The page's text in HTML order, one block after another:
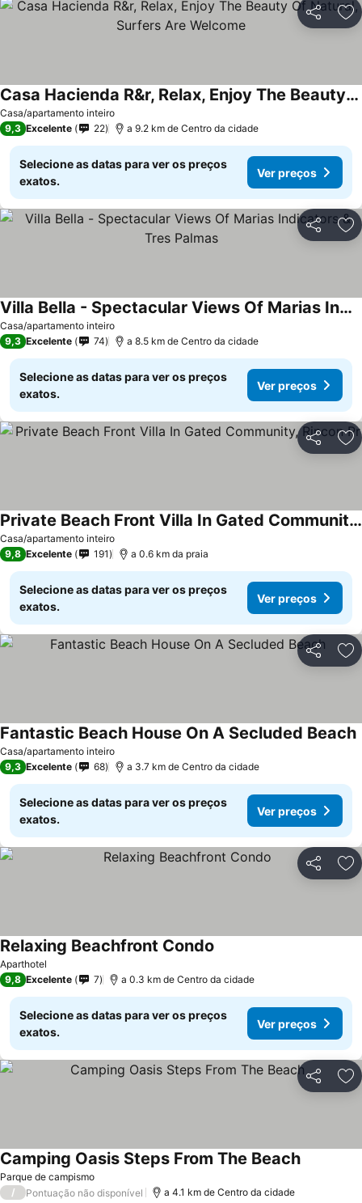
Partilhar
Casa/apartamento inteiro
Casa Hacienda R&r, Relax, Enjoy The Beauty Of Natural, Surfers Are Welcome
Ver preços
9,3 Excelente 22 a 9.2 km de Centro da cidade
Selecione as datas para ver os preços
exatos.
Ver preços
Partilhar
Casa/apartamento inteiro
Villa Bella - Spectacular Views Of Marias Indicators & Tres Palmas
Ver preços
9,3 Excelente 74 a 8.5 km de Centro da cidade
Selecione as datas para ver os preços
exatos.
Ver preços
Partilhar
Casa/apartamento inteiro
Private Beach Front Villa In Gated Community, Rincon Pr
Ver preços
9,8 Excelente 191 a 0.6 km da praia
Selecione as datas para ver os preços
exatos.
Ver preços
Partilhar
Casa/apartamento inteiro
Fantastic Beach House On A Secluded Beach
9,3 Excelente 68 a 3.7 km de Centro da cidade
Selecione as datas para ver os preços
exatos.
Ver preços
Partilhar
Aparthotel
Relaxing Beachfront Condo
9,8 Excelente 7 a 0.3 km de Centro da cidade
Selecione as datas para ver os preços
exatos.
Ver preços
Partilhar
Parque de campismo
Camping Oasis Steps From The BeachVer
/ Pontuação não disponível a 4.1 km de Centro da cidade